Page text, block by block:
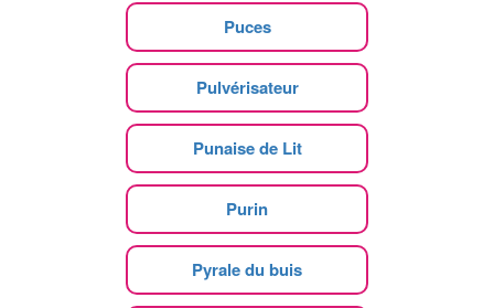
Puces
Pulvérisateur
Punaise de Lit
Purin
Pyrale du buis